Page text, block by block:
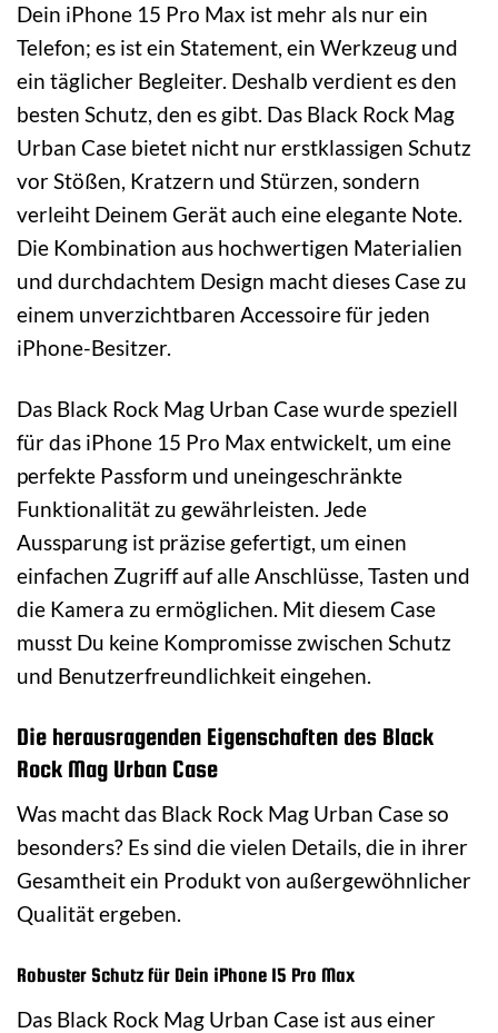
Dein iPhone 15 Pro Max ist mehr als nur ein
Telefon; es ist ein Statement, ein Werkzeug und
ein täglicher Begleiter. Deshalb verdient es den
besten Schutz, den es gibt. Das Black Rock Mag
Urban Case bietet nicht nur erstklassigen Schutz
vor Stößen, Kratzern und Stürzen, sondern
verleiht Deinem Gerät auch eine elegante Note.
Die Kombination aus hochwertigen Materialien
und durchdachtem Design macht dieses Case zu
einem unverzichtbaren Accessoire für jeden
iPhone-Besitzer.
Das Black Rock Mag Urban Case wurde speziell
für das iPhone 15 Pro Max entwickelt, um eine
perfekte Passform und uneingeschränkte
Funktionalität zu gewährleisten. Jede
Aussparung ist präzise gefertigt, um einen
einfachen Zugriff auf alle Anschlüsse, Tasten und
die Kamera zu ermöglichen. Mit diesem Case
musst Du keine Kompromisse zwischen Schutz
und Benutzerfreundlichkeit eingehen.
Die herausragenden Eigenschaften des Black
Rock Mag Urban Case
Was macht das Black Rock Mag Urban Case so
besonders? Es sind die vielen Details, die in ihrer
Gesamtheit ein Produkt von außergewöhnlicher
Qualität ergeben.
Robuster Schutz für Dein iPhone 15 Pro Max
Das Black Rock Mag Urban Case ist aus einer